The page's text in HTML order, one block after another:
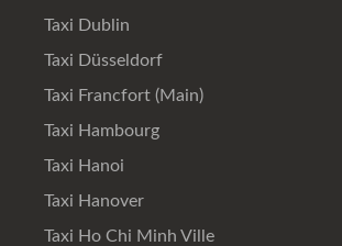
Taxi Dublin
Taxi Düsseldorf
Taxi Francfort (Main)
Taxi Hambourg
Taxi Hanoi
Taxi Hanover
Taxi Ho Chi Minh Ville